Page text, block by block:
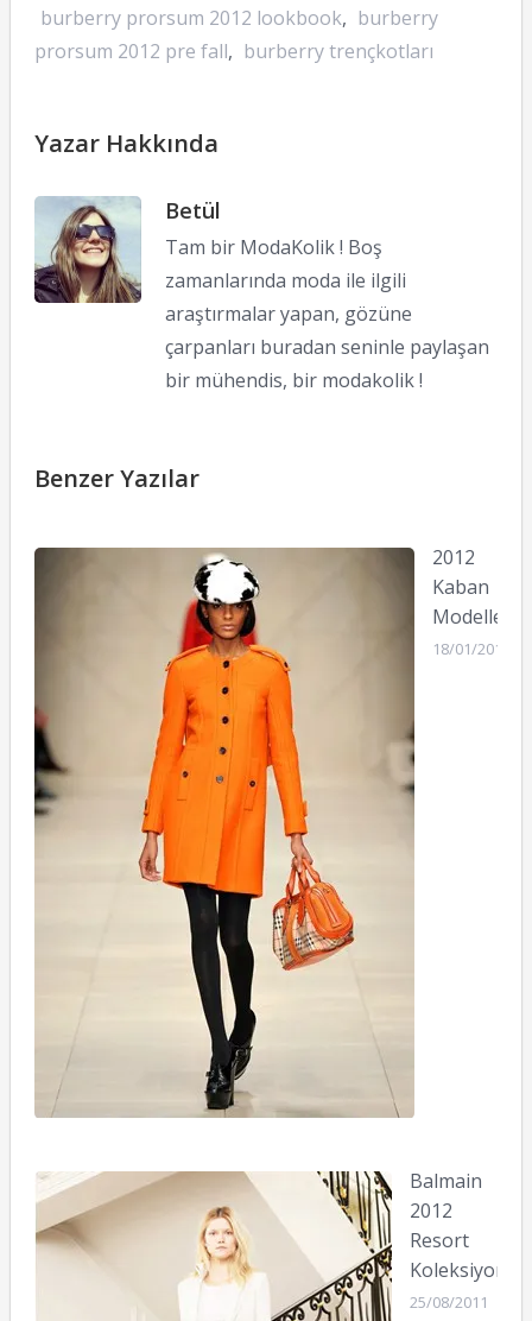
burberry prorsum 2012 lookbook, burberry
prorsum 2012 pre fall, burberry trençkotları
Yazar Hakkında
Betül
Tam bir ModaKolik ! Boş
zamanlarında moda ile ilgili
araştırmalar yapan, gözüne
çarpanları buradan seninle paylaşan
bir mühendis, bir modakolik !
Benzer Yazılar
2012
Kaban
Modelleri
18/01/2012
Balmain
2012
Resort
Koleksiyonu
25/08/2011